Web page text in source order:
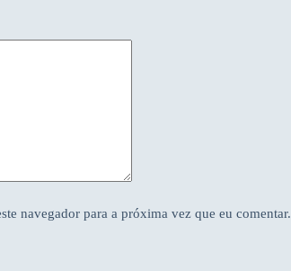
navegador para a próxima vez que eu comentar.